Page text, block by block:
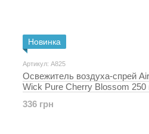
Новинка
Артикул: A825
Освежитель воздуха-спрей Air
Wick Pure Cherry Blossom 250
336 грн